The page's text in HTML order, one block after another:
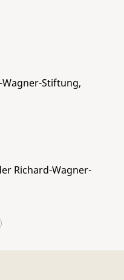
Stiftung,
Richard-Wagner-